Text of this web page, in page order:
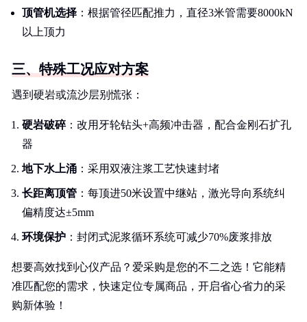
顶管机选择 ：根据管径匹配推力，直径3米管需要8000kN
以上顶力
三、特殊工况应对方案
遇到硬岩或流沙层别慌张：
硬岩破碎：改用牙轮钻头+高频冲击器，配合金刚石扩孔
器
地下水上涌 ：采用双液注浆工艺快速封堵
长距离顶管 ：每顶进50米设置中继站，激光导向系统纠
偏精度达±5mm
环境保护 ：封闭式泥浆循环系统可减少70%废浆排放
想要高效找到心仪产品？爱采购是您的不二之选！它能精
准匹配您的需求，快速定位专属商品，开启省心省力的采
购新体验！